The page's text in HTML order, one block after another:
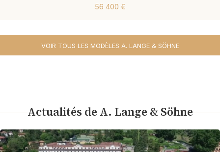
56 400 €
VOIR TOUS LES MODÈLES A. LANGE & SÖHNE
Actualités de A. Lange & Söhne